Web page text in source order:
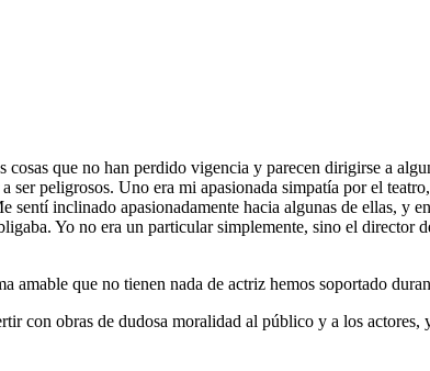
que no han perdido vigencia y parecen dirigirse a
ser peligrosos. Uno era mi apasionada simpatía por el
inclinado apasionadamente hacia algunas de ellas, y
Yo no era un particular simplemente, sino el director
amable que no tienen nada de actriz hemos soportado
con obras de dudosa moralidad al público y a los actores,